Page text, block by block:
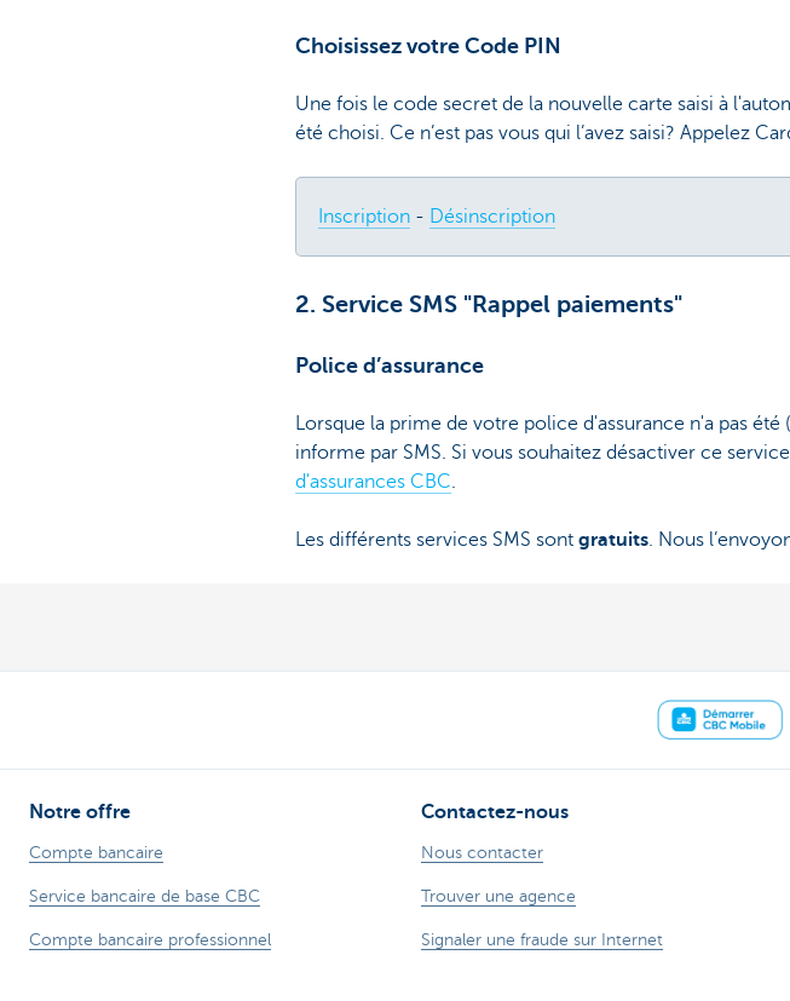
Choisissez votre Code PIN
Une fois le code secret de la nouvelle carte saisi à
été choisi. Ce n’est pas vous qui l’avez saisi? Appelez
Inscription - Désinscription
2. Service SMS "Rappel paiements"
Police d’assurance
Lorsque la prime de votre police d'assurance n'a pas
informe par SMS. Si vous souhaitez désactiver ce
d'assurances CBC.
Les différents services SMS sont gratuits. Nous
Notre offre
Compte bancaire
Service bancaire de base CBC
Compte bancaire professionnel
Contactez-nous
Nous contacter
Trouver une agence
Signaler une fraude sur Internet